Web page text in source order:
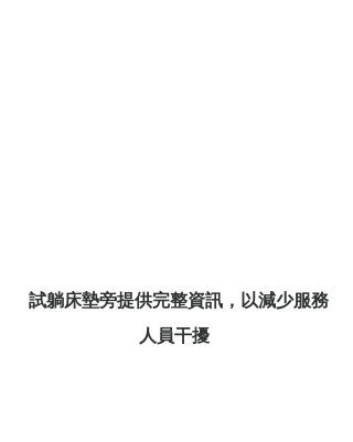
試躺床墊旁提供完整資訊，以減少服務
人員干擾